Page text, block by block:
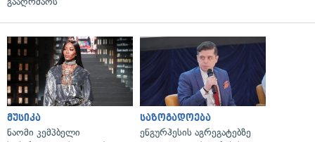
მუსიკა
ნაომი კემპბელი
საზოგადოება
ენგურჰესის აგრეგატებზე